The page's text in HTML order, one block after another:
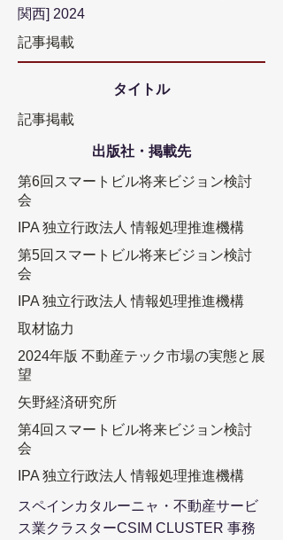
関西] 2024
記事掲載
タイトル
記事掲載
​出版社・掲載先
​第6回スマートビル将来ビジョン検討
会
IPA 独立行政法人 情報処理推進機構
​第5回スマートビル将来ビジョン検討
会
IPA 独立行政法人 情報処理推進機構
取材協力
2024年版 不動産テック市場の実態と展
望
矢野経済研究所
​第4回スマートビル将来ビジョン検討
会
IPA 独立行政法人 情報処理推進機構
スペインカタルーニャ・不動産サービ
ス業クラスターCSIM CLUSTER 事務